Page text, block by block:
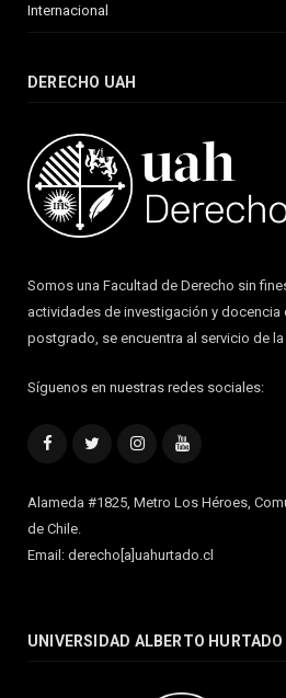
Internacional
DERECHO UAH
Somos una Facultad de Derecho sin
actividades de investigación y docencia
postgrado, se encuentra al servicio de
Síguenos en nuestras redes sociales:
FacebookTwitterInstagramYouTube
Alameda #1825, Metro Los Héroes,
de Chile.
Email: derecho[a]uahurtado.cl
UNIVERSIDAD ALBERTO HURTADO